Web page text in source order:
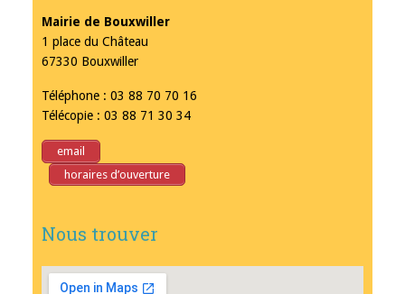
Mairie de Bouxwiller
1 place du Château
67330 Bouxwiller
Téléphone : 03 88 70 70 16
Télécopie : 03 88 71 30 34
email
horaires d’ouverture
Nous trouver